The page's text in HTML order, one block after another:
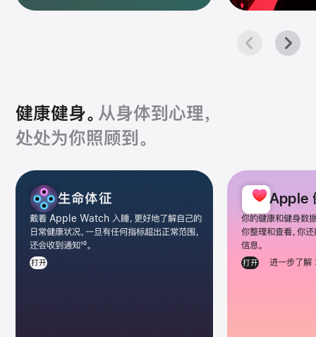
健康健身。 从身体到 心理，
处处为你照顾到。
生命体征
戴着 Apple Watch 入睡，更好地了解自己的
日常健康状况，一旦有任何指标超出正常范围，
还会收到 通知10。
打开
Apple
你的健康和健身数
你整理和查看，你
信息。
打开 进一步了解